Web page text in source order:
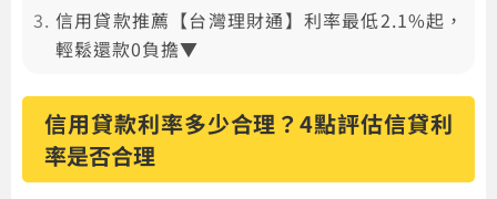
信用貸款推薦【台灣理財通】利率最低2.1%起，
輕鬆還款0負擔▼
信用貸款利率多少合理？4點評估信貸利
率是否合理